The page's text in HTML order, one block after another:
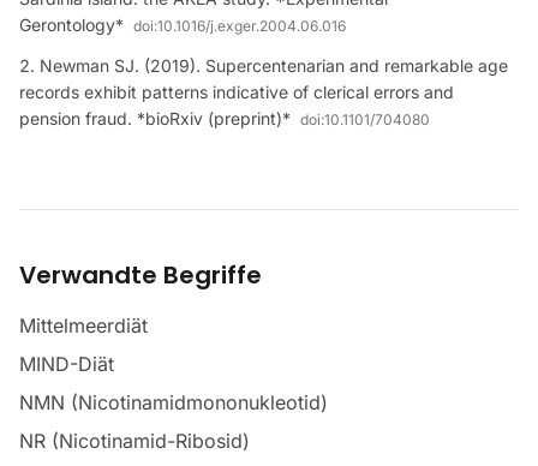
Gerontology* doi:10.1016/j.exger.2004.06.016
Newman SJ. (2019). Supercentenarian and remarkable age
records exhibit patterns indicative of clerical errors and
pension fraud. *bioRxiv (preprint)* doi:10.1101/704080
Verwandte Begriffe
Mittelmeerdiät
MIND-Diät
NMN (Nicotinamidmononukleotid)
NR (Nicotinamid-Ribosid)